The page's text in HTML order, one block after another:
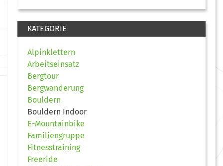
KATEGORIE
Alpinklettern
Arbeitseinsatz
Bergtour
Bergwanderung
Bouldern
Bouldern Indoor
E-Mountainbike
Familiengruppe
Fitnesstraining
Freeride